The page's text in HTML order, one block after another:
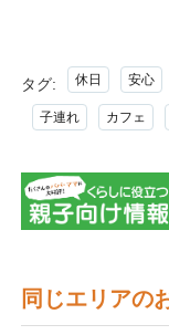
タグ: 休日 安心
子連れ カフェ
同じエリアの